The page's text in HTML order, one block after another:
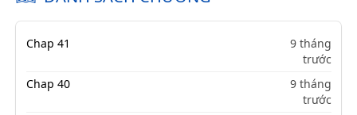
Chap 41
9 tháng
trước
Chap 40
9 tháng
trước